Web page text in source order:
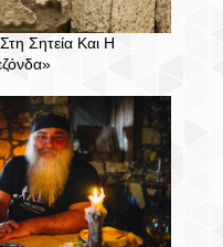
Σητεία Και Η